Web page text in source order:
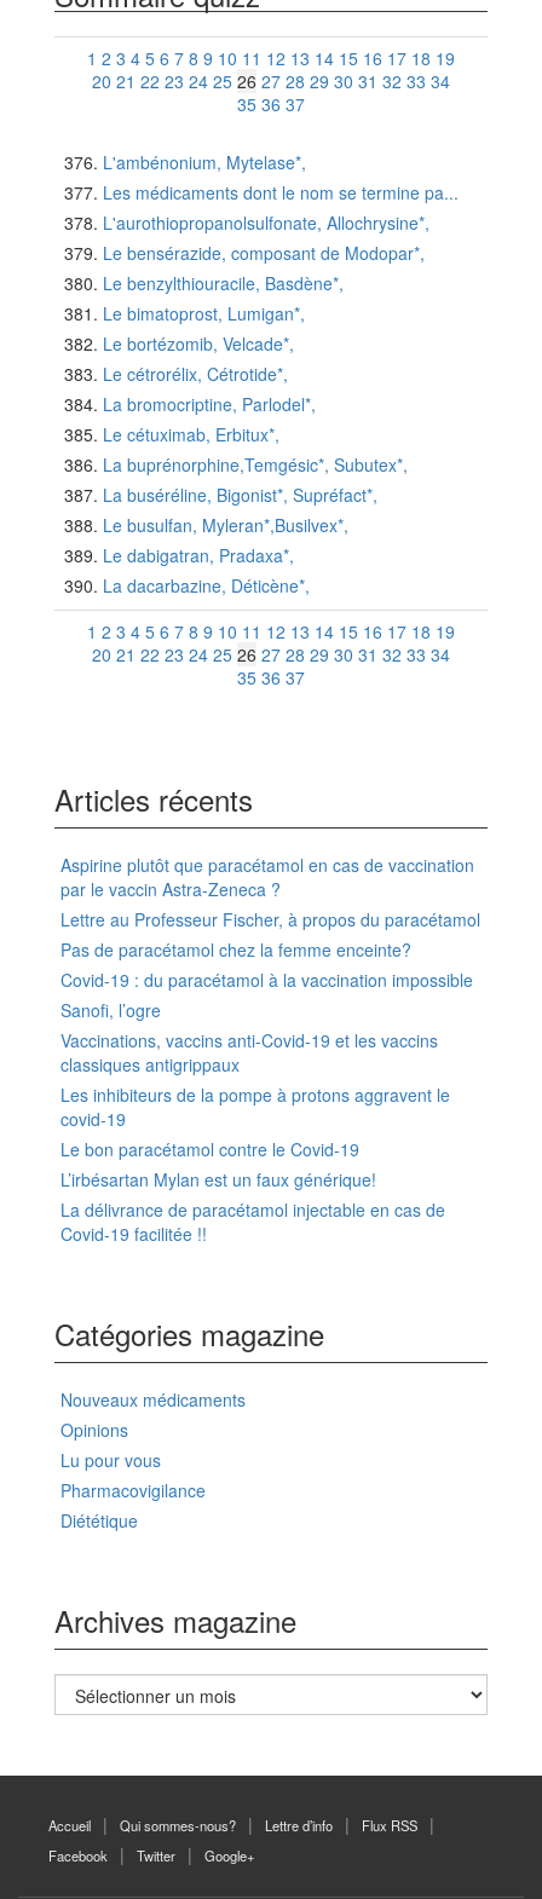
1 2 3 4 5 6 7 8 9 10 11 12 13 14 15 16 17 18 19
20 21 22 23 24 25 26 27 28 29 30 31 32 33 34
35 36 37
L'ambénonium, Mytelase*,
Les médicaments dont le nom se termine pa...
L'aurothiopropanolsulfonate, Allochrysine*,
Le bensérazide, composant de Modopar*,
Le benzylthiouracile, Basdène*,
Le bimatoprost, Lumigan*,
Le bortézomib, Velcade*,
Le cétrorélix, Cétrotide*,
La bromocriptine, Parlodel*,
Le cétuximab, Erbitux*,
La buprénorphine,Temgésic*, Subutex*,
La buséréline, Bigonist*, Supréfact*,
Le busulfan, Myleran*,Busilvex*,
Le dabigatran, Pradaxa*,
La dacarbazine, Déticène*,
1 2 3 4 5 6 7 8 9 10 11 12 13 14 15 16 17 18 19
20 21 22 23 24 25 26 27 28 29 30 31 32 33 34
35 36 37
Articles récents
Aspirine plutôt que paracétamol en cas de vaccination
par le vaccin Astra-Zeneca ?
Lettre au Professeur Fischer, à propos du paracétamol
Pas de paracétamol chez la femme enceinte?
Covid-19 : du paracétamol à la vaccination impossible
Sanofi, l’ogre
Vaccinations, vaccins anti-Covid-19 et les vaccins
classiques antigrippaux
Les inhibiteurs de la pompe à protons aggravent le
covid-19
Le bon paracétamol contre le Covid-19
L’irbésartan Mylan est un faux générique!
La délivrance de paracétamol injectable en cas de
Covid-19 facilitée !!
Catégories magazine
Nouveaux médicaments
Opinions
Lu pour vous
Pharmacovigilance
Diététique
Archives magazine
Archives
magazine
Accueil Qui sommes-nous? Lettre d’info
Flux RSS
Facebook
Twitter Google+